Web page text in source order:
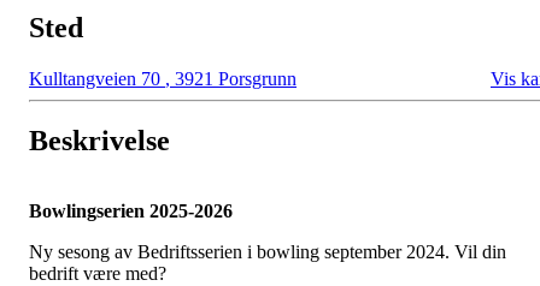
Sted
Kulltangveien 70 , 3921 Porsgrunn Vis
Beskrivelse
Bowlingserien 2025-2026
Ny sesong av Bedriftsserien i bowling september 2024. Vil din
bedrift være med?